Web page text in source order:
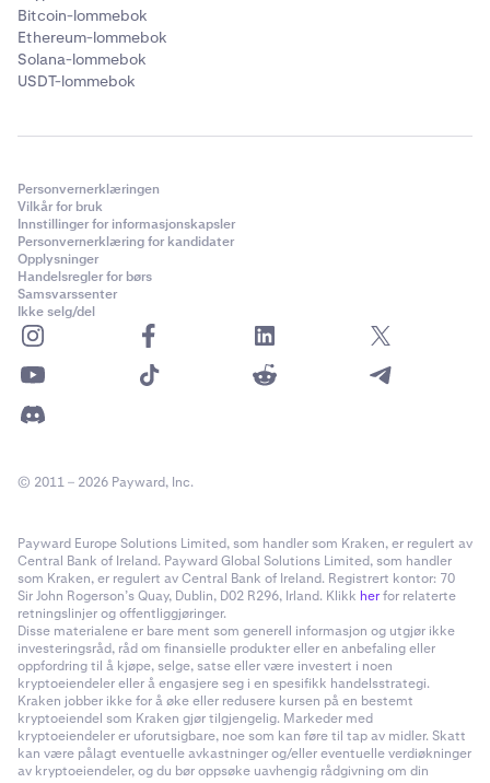
Bitcoin-lommebok
Ethereum-lommebok
Solana-lommebok
USDT-lommebok
Personvernerklæringen
Vilkår for bruk
Innstillinger for informasjonskapsler
Personvernerklæring for kandidater
Opplysninger
Handelsregler for børs
Samsvarssenter
Ikke selg/del
© 2011 – 2026 Payward, Inc.
Payward Europe Solutions Limited, som handler som Kraken, er regulert av
Central Bank of Ireland. Payward Global Solutions Limited, som handler
som Kraken, er regulert av Central Bank of Ireland. Registrert kontor: 70
Sir John Rogerson’s Quay, Dublin, D02 R296, Irland. Klikk herfor relaterte
retningslinjer og offentliggjøringer.
Disse materialene er bare ment som generell informasjon og utgjør ikke
investeringsråd, råd om finansielle produkter eller en anbefaling eller
oppfordring til å kjøpe, selge, satse eller være investert i noen
kryptoeiendeler eller å engasjere seg i en spesifikk handelsstrategi.
Kraken jobber ikke for å øke eller redusere kursen på en bestemt
kryptoeiendel som Kraken gjør tilgjengelig. Markeder med
kryptoeiendeler er uforutsigbare, noe som kan føre til tap av midler. Skatt
kan være pålagt eventuelle avkastninger og/eller eventuelle verdiøkninger
av kryptoeiendeler, og du bør oppsøke uavhengig rådgivning om din